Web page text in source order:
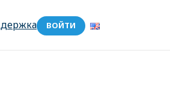
ВОЙТИ